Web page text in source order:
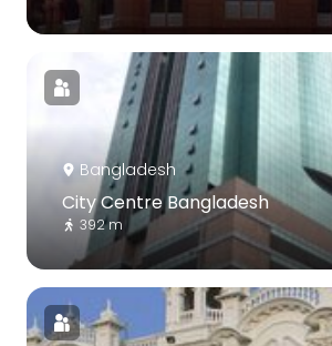
Bangladesh
City Centre Bangladesh
392 m